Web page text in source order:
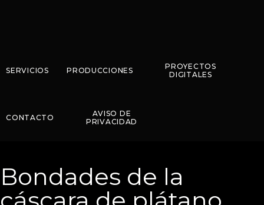
SERVICIOS PRODUCCIONES
PROYECTOS
DIGITALES
CONTACTO
AVISO DE
PRIVACIDAD
Bondades de la